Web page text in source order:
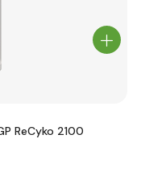
ReCyko 2100